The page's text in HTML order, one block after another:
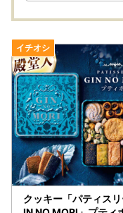
0日必着
〒509-7292
岐阜県恵那市長島町正
恵那市役所 まちづく
※封筒に『ワンストッ
たします。
※ご提出の書類に不備
認をお願いいたしま
＝＝＝＝＝＝＝＝＝
＝＝＝＝＝＝＝＝＝＝
※重要【ヤマト運輸・
ーーーーーーーーー
クッキー「パティス